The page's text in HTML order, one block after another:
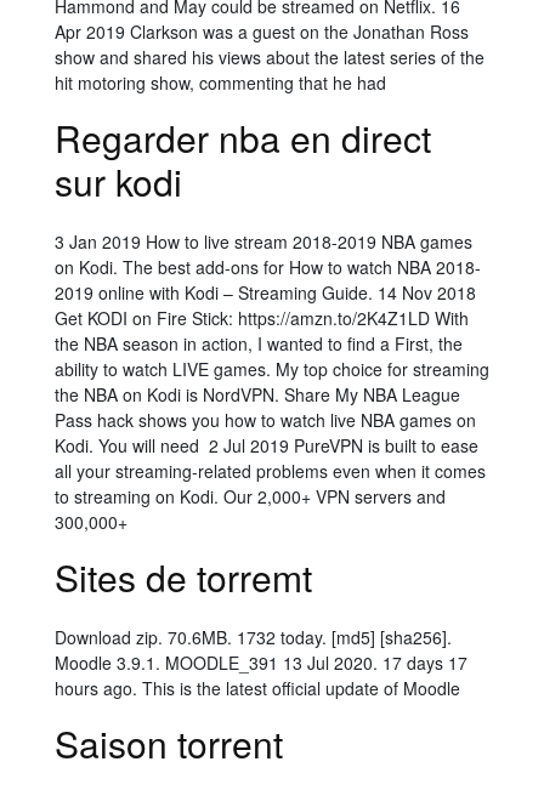
Hammond and May could be streamed on Netflix. 16
Apr 2019 Clarkson was a guest on the Jonathan Ross
show and shared his views about the latest series of the
hit motoring show, commenting that he had
Regarder nba en direct
sur kodi
3 Jan 2019 How to live stream 2018-2019 NBA games
on Kodi. The best add-ons for How to watch NBA 2018-
2019 online with Kodi – Streaming Guide. 14 Nov 2018
Get KODI on Fire Stick: https://amzn.to/2K4Z1LD With
the NBA season in action, I wanted to find a First, the
ability to watch LIVE games. My top choice for streaming
the NBA on Kodi is NordVPN. Share My NBA League
Pass hack shows you how to watch live NBA games on
Kodi. You will need 2 Jul 2019 PureVPN is built to ease
all your streaming-related problems even when it comes
to streaming on Kodi. Our 2,000+ VPN servers and
300,000+
Sites de torremt
Download zip. 70.6MB. 1732 today. [md5] [sha256].
Moodle 3.9.1. MOODLE_391 13 Jul 2020. 17 days 17
hours ago. This is the latest official update of Moodle
Saison torrent